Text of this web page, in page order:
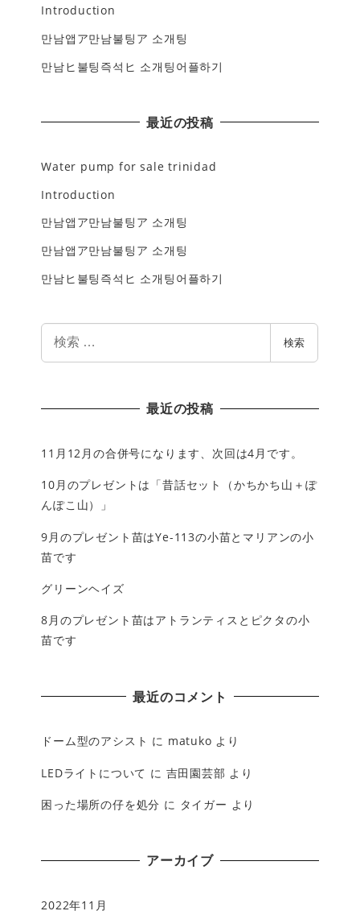
Introduction
만남앱ア만남불팅ア 소개팅
만남ヒ불팅즉석ヒ 소개팅어플하기
最近の投稿
Water pump for sale trinidad
Introduction
만남앱ア만남불팅ア 소개팅
만남앱ア만남불팅ア 소개팅
만남ヒ불팅즉석ヒ 소개팅어플하기
検索
最近の投稿
11月12月の合併号になります、次回は4月です。
10月のプレゼントは「昔話セット（かちかち山＋ぽ
んぽこ山）」
9月のプレゼント苗はYe-113の小苗とマリアンの小
苗です
グリーンヘイズ
8月のプレゼント苗はアトランティスとピクタの小
苗です
最近のコメント
ドーム型のアシスト に matuko より
LEDライトについて に 吉田園芸部 より
困った場所の仔を処分 に タイガー より
アーカイブ
2022年11月